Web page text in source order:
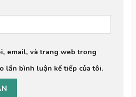
email, và trang web trong
lần bình luận kế tiếp của tôi.